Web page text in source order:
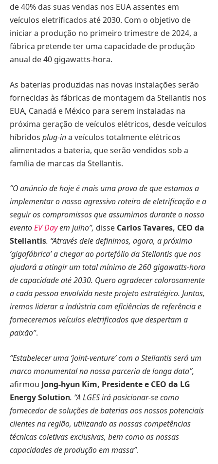
de 40% das suas vendas nos EUA assentes em
veículos eletrificados até 2030. Com o objetivo de
iniciar a produção no primeiro trimestre de 2024, a
fábrica pretende ter uma capacidade de produção
anual de 40 gigawatts-hora.
As baterias produzidas nas novas instalações serão
fornecidas às fábricas de montagem da Stellantis nos
EUA, Canadá e México para serem instaladas na
próxima geração de veículos elétricos, desde veículos
híbridos plug-ina veículos totalmente elétricos
alimentados a bateria, que serão vendidos sob a
família de marcas da Stellantis.
“O anúncio de hoje é mais uma prova de que estamos a
implementar o nosso agressivo roteiro de eletrificação e a
seguir os compromissos que assumimos durante o nosso
eventoEV Dayem julho”, disse Carlos Tavares, CEO da
Stellantis. “Através dele definimos, agora, a próxima
‘gigafábrica’ a chegar ao portefólio da Stellantis que nos
ajudará a atingir um total mínimo de 260 gigawatts-hora
de capacidade até 2030. Quero agradecer calorosamente
a cada pessoa envolvida neste projeto estratégico. Juntos,
iremos liderar a indústria com eficiências de referência e
forneceremos veículos eletrificados que despertam a
paixão”.
“Estabelecer uma ‘joint-venture’ com a Stellantis será um
marco monumental na nossa parceria de longa data”,
afirmou Jong-hyun Kim, Presidente e CEO da LG
Energy Solution. “A LGES irá posicionar-se como
fornecedor de soluções de baterias aos nossos potenciais
clientes na região, utilizando as nossas competências
técnicas coletivas exclusivas, bem como as nossas
capacidades de produção em massa”.